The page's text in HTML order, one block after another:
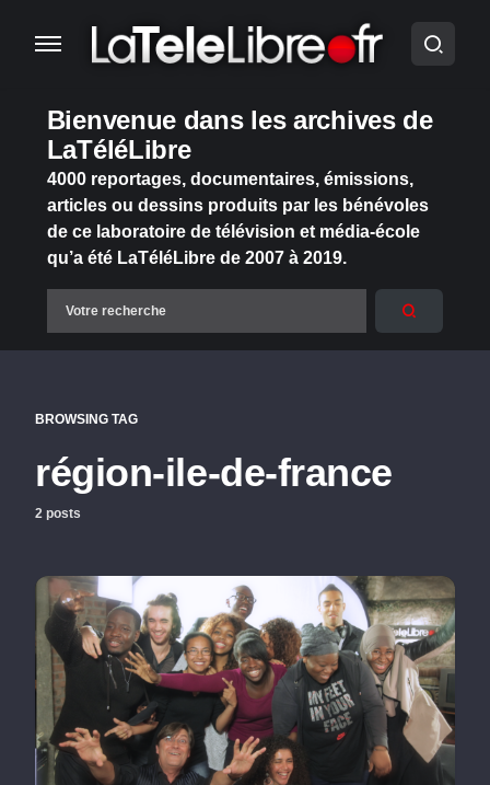
Bienvenue dans les archives de
LaTéléLibre
4000 reportages, documentaires, émissions,
articles ou dessins produits par les bénévoles
de ce laboratoire de télévision et média-école
qu’a été LaTéléLibre de 2007 à 2019.
BROWSING TAG
région-ile-de-france
2 posts